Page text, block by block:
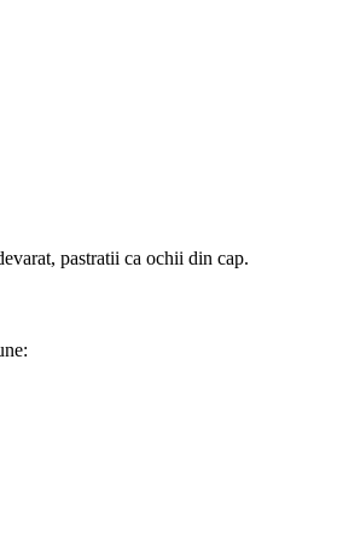
pastratii ca ochii din cap.